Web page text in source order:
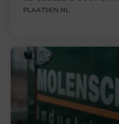
PLAATSEN.NL